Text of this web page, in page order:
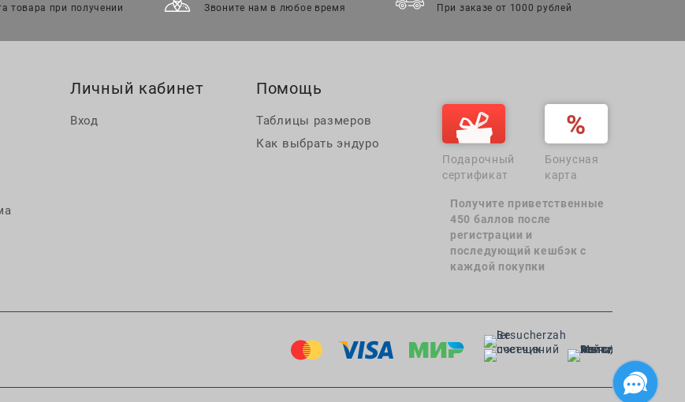
товара при получении Звоните нам в любое время При заказе от 1000 рублей
Личный кабинет
Вход
Помощь
Таблицы размеров
Как выбрать эндуро
Подарочный
сертификат
Бонусная
карта
Получите приветственные
450 баллов после
регистрации и
последующий кешбэк с
каждой покупки